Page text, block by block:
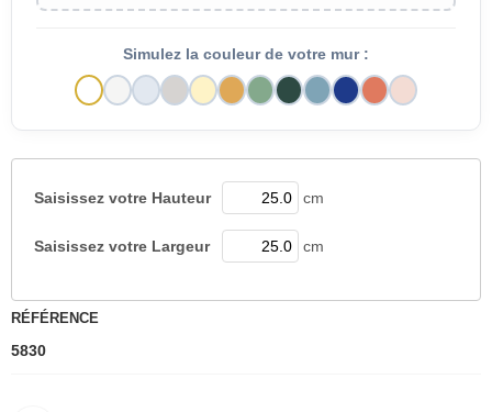
Simulez la couleur de votre mur :
Saisissez votre Hauteur cm
Saisissez votre Largeur cm
RÉFÉRENCE
5830